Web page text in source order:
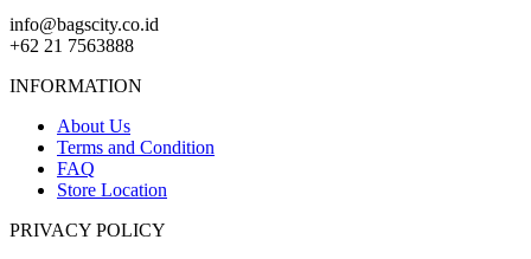
info@bagscity.co.id
+62 21 7563888
INFORMATION
About Us
Terms and Condition
FAQ
Store Location
PRIVACY POLICY